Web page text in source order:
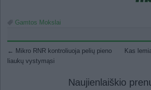
Gamtos Mokslai
Post navigation
← Mikro RNR kontroliuoja pelių pieno
liaukų vystymąsi
Kas
Naujienlaiškio